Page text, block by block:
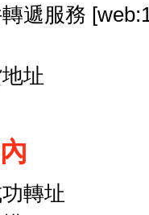
遞服務
址
轉址